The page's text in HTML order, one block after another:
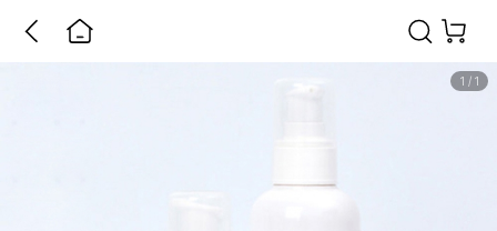
1 / 1